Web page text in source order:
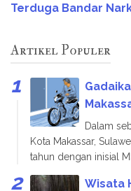
Terduga Bandar
Artikel Populer
Dalam
Kota Makassar,
tahun dengan inisial
Wisata